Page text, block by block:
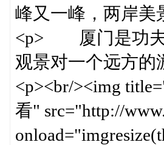
峰又一峰，两岸美
<p> 厦门是功夫
观景对一个远方的
<p><br/><img
看" src="http://